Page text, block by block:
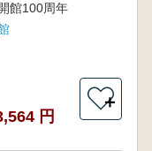
館100周年
円
＋